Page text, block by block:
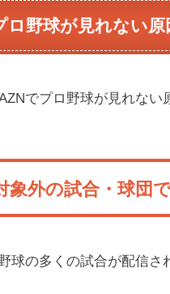
ロ野球が見れない
でプロ野球が見れな
象外の試合・球団
球の多くの試合が配信